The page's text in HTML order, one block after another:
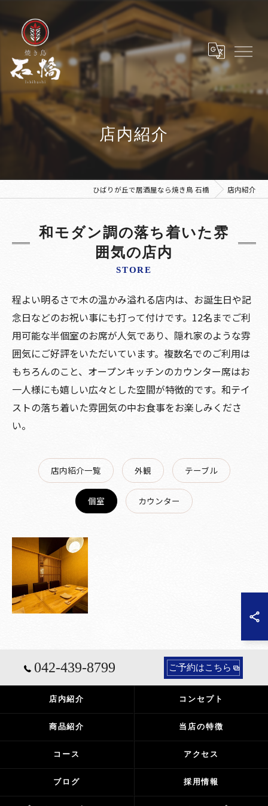
店内紹介
ひばりが丘で居酒屋なら焼き鳥 石橋 店内紹介
和モダン調の落ち着いた雰
囲気の店内
STORE
程よい明るさで木の温かみ溢れる店内は、お誕生日や記
念日などのお祝い事にも打って付けです。12名までご利
用可能な半個室のお席が人気であり、隠れ家のような雰
囲気にご好評をいただいています。複数名でのご利用は
もちろんのこと、オープンキッチンのカウンター席はお
一人様にも嬉しい広々とした空間が特徴的です。和テイ
ストの落ち着いた雰囲気の中お食事をお楽しみくださ
い。
店内紹介一覧 外観 テーブル
個室 カウンター
042-439-8799 ご予約はこちら
店内紹介 コンセプト
商品紹介 当店の特徴
コース アクセス
ブログ 採用情報